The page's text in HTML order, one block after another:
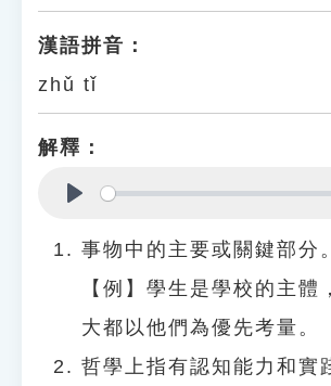
貓頭鷹博士
漢語拼音：
zhǔ tǐ
解釋：
事物中的主要或關鍵部分。
【例】學生是學校的主體
大都以他們為優先考量。
哲學上指有認知能力和實